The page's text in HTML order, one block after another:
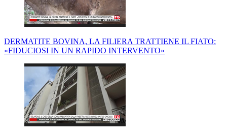
DERMATITE BOVINA, LA FILIERA TRATTIENE IL FIATO:
«FIDUCIOSI IN UN RAPIDO INTERVENTO»